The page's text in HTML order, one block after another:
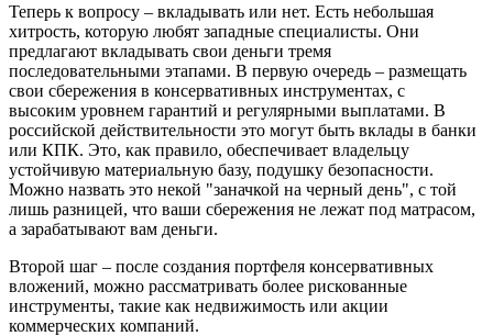
Теперь к вопросу – вкладывать или нет. Есть небольшая
хитрость, которую любят западные специалисты. Они
предлагают вкладывать свои деньги тремя
последовательными этапами. В первую очередь – размещать
свои сбережения в консервативных инструментах, с
высоким уровнем гарантий и регулярными выплатами. В
российской действительности это могут быть вклады в банки
или КПК. Это, как правило, обеспечивает владельцу
устойчивую материальную базу, подушку безопасности.
Можно назвать это некой "заначкой на черный день", с той
лишь разницей, что ваши сбережения не лежат под матрасом,
а зарабатывают вам деньги.
Второй шаг – после создания портфеля консервативных
вложений, можно рассматривать более рискованные
инструменты, такие как недвижимость или акции
коммерческих компаний.